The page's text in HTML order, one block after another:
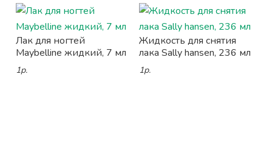
Лак для ногтей
Maybelline жидкий, 7 мл
1р.
Жидкость для снятия
лака Sally hansen, 236 мл
1р.